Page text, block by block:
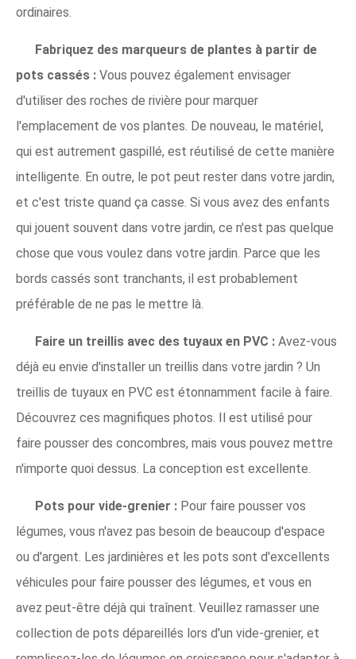
ordinaires.
Fabriquez des marqueurs de plantes à partir de
pots cassés : Vous pouvez également envisager
d'utiliser des roches de rivière pour marquer
l'emplacement de vos plantes. De nouveau, le matériel,
qui est autrement gaspillé, est réutilisé de cette manière
intelligente. En outre, le pot peut rester dans votre jardin,
et c'est triste quand ça casse. Si vous avez des enfants
qui jouent souvent dans votre jardin, ce n'est pas quelque
chose que vous voulez dans votre jardin. Parce que les
bords cassés sont tranchants, il est probablement
préférable de ne pas le mettre là.
Faire un treillis avec des tuyaux en PVC : Avez-vous
déjà eu envie d'installer un treillis dans votre jardin ? Un
treillis de tuyaux en PVC est étonnamment facile à faire.
Découvrez ces magnifiques photos. Il est utilisé pour
faire pousser des concombres, mais vous pouvez mettre
n'importe quoi dessus. La conception est excellente.
Pots pour vide-grenier : Pour faire pousser vos
légumes, vous n'avez pas besoin de beaucoup d'espace
ou d'argent. Les jardinières et les pots sont d'excellents
véhicules pour faire pousser des légumes, et vous en
avez peut-être déjà qui traînent. Veuillez ramasser une
collection de pots dépareillés lors d'un vide-grenier, et